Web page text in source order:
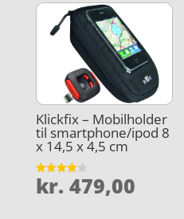
Klickfix – Mobilholder
til smartphone/ipod 8
x 14,5 x 4,5 cm
Vurderet
4.1
kr. 479,00